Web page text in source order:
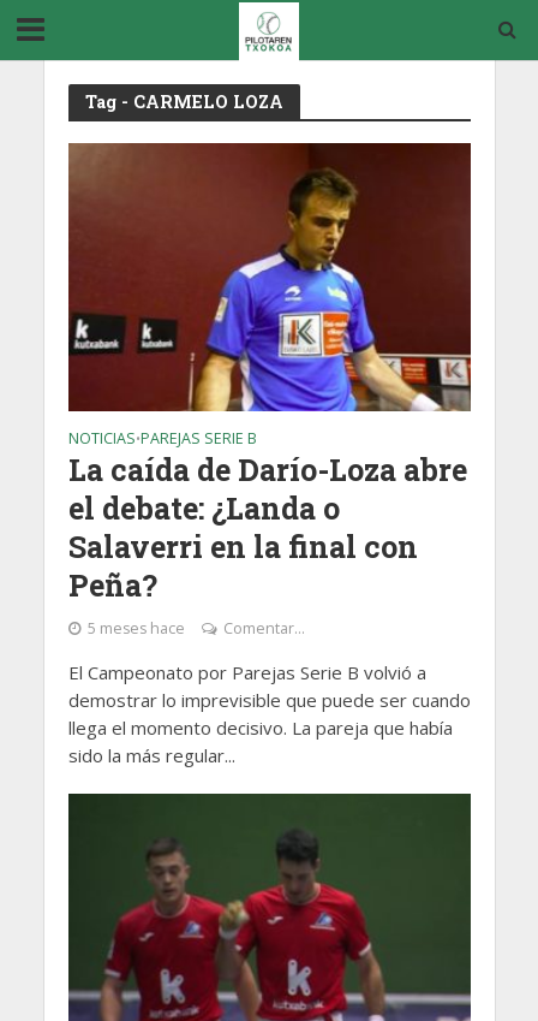
Tag - CARMELO LOZA
NOTICIAS•PAREJAS SERIE B
La caída de Darío-Loza abre
el debate: ¿Landa o
Salaverri en la final con
Peña?
5 meses hace Comentar...
El Campeonato por Parejas Serie B volvió a
demostrar lo imprevisible que puede ser cuando
llega el momento decisivo. La pareja que había
sido la más regular...